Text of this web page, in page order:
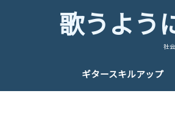
歌うよう
社
ギタースキルアップ